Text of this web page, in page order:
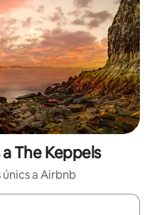
The Keppels
a Airbnb